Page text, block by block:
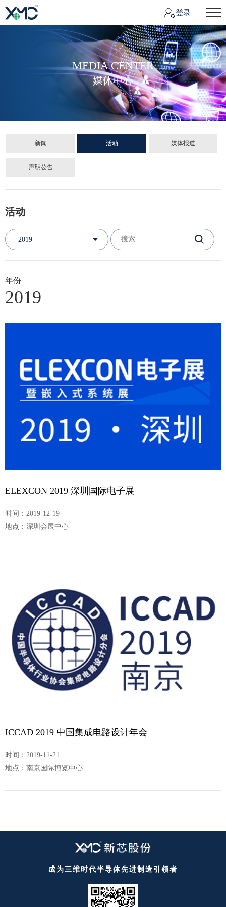
登录
MEDIA CENTER
媒体中心
新闻 活动 媒体报道
声明公告
活动
2019
年份
2019
ELEXCON 2019 深圳国际电子展
时间：2019-12-19
地点：深圳会展中心
ICCAD 2019 中国集成电路设计年会
时间：2019-11-21
地点：南京国际博览中心
成为三维时代半导体先进制造引领者